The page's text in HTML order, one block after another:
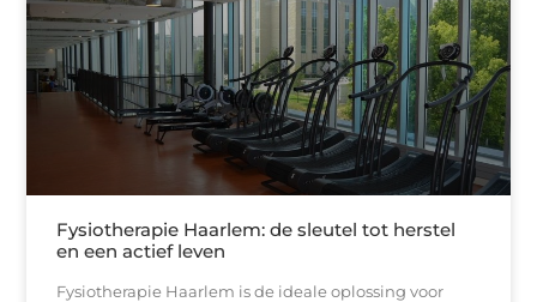
Fysiotherapie Haarlem: de sleutel tot herstel
en een actief leven
Fysiotherapie Haarlem is de ideale oplossing voor